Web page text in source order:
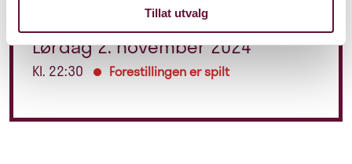
Tillat utvalg
Lørdag 2. november 2024
Kl. 22:30 Forestillingen er spilt